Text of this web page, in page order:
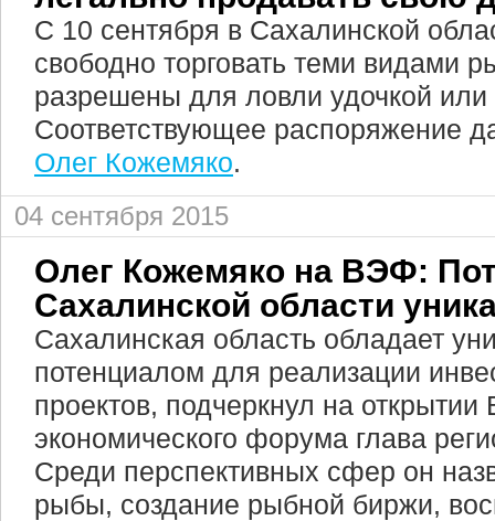
С 10 сентября в Сахалинской
свободно торговать теми видами
разрешены для ловли удочкой или
Соответствующее распоряжение
Олег Кожемяко.
04 сентября 2015
Олег Кожемяко на ВЭФ:
Сахалинской области
Сахалинская область обладает
потенциалом для реализации
проектов, подчеркнул на открытии
экономического форума глава
Среди перспективных сфер он
рыбы, создание рыбной биржи,